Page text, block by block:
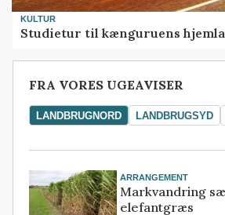
KULTUR
Studietur til kænguruens
FRA VORES UGEAVISER
LANDBRUGNORD LANDBRUGSYD
ARRANGEMENT
Markvandring
elefantgræs